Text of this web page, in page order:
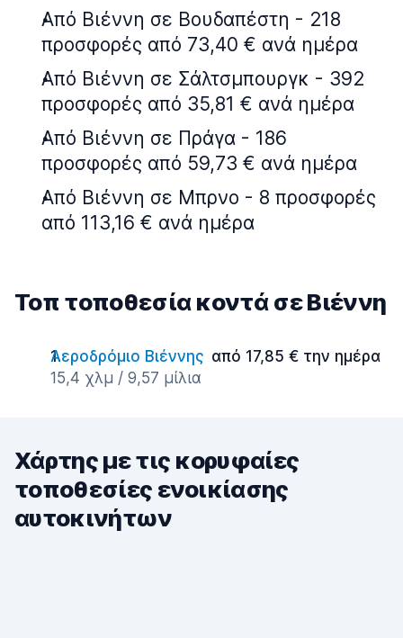
Από Βιέννη σε Βουδαπέστη - 218
προσφορές από 73,40 € ανά ημέρα
Από Βιέννη σε Σάλτσμπουργκ - 392
προσφορές από 35,81 € ανά ημέρα
Από Βιέννη σε Πράγα - 186
προσφορές από 59,73 € ανά ημέρα
Από Βιέννη σε Μπρνο - 8 προσφορές
από 113,16 € ανά ημέρα
Τοπ τοποθεσία κοντά σε Βιέννη
Αεροδρόμιο Βιέννης από 17,85 € την ημέρα
15,4 χλμ / 9,57 μίλια
Χάρτης με τις κορυφαίες
τοποθεσίες ενοικίασης
αυτοκινήτων